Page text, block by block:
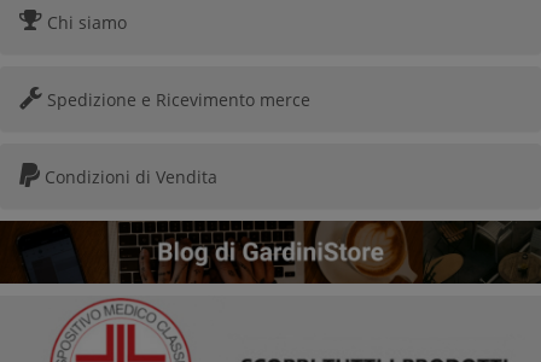
Chi siamo
Spedizione e Ricevimento merce
Condizioni di Vendita